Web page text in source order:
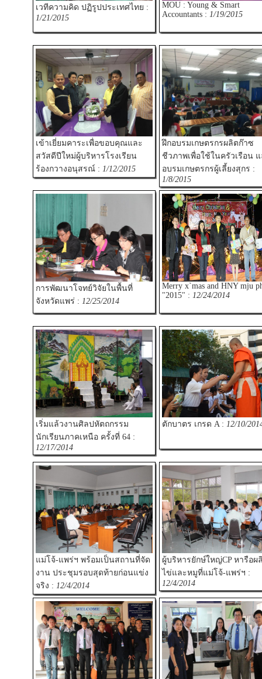
เวทีความคิด ปฏิรูปประเทศไทย :
1/21/2015
MOU : Young & Smart
Accountants : 1/19/2015
เข้าเยี่ยมคาระเพื่อขอบคุณและ
สวัสดีปีใหม่ผู้บริหารโรงเรียน
ร้องกวางอนุสรณ์ : 1/12/2015
ฝึกอบรมเกษตรกรผลิตก๊าซ
ชีวภาพเพื่อใช้ในครัวเรือน
อบรมเกษตรกรผู้เลี้ยงสุกร :
1/8/2015
การพัฒนาโจทย์วิจัยในพื้นที่
จังหวัดแพร่ : 12/25/2014
Merry x`mas and HNY mju
"2015" : 12/24/2014
เริ่มแล้วงานศิลปหัตถกรรม
นักเรียนภาคเหนือ ครั้งที่ 64 :
12/17/2014
ตักบาตร เกรด A : 12/10/
แม่โจ้-แพร่ฯ พร้อมเป็นสถานที่จัด
งาน ประชุมรอบสุดท้ายก่อนแข่ง
จริง : 12/4/2014
ผู้บริหารยักษ์ใหญ่CP หารือผ
ไข่และหมูที่แม่โจ้-แพร่ฯ :
12/4/2014